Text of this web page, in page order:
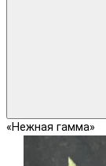
«Нежная гамма»